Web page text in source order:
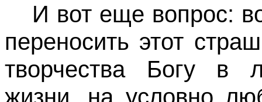
И вот еще вопрос:
переносить этот
творчества Богу в